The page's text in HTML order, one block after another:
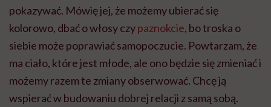
pokazywać. Mówię jej, że możemy ubierać się
kolorowo, dbać o włosy czypaznokcie, bo troska o
siebie może poprawiać samopoczucie. Powtarzam, że
ma ciało, które jest młode, ale ono będzie się zmieniać i
możemy razem te zmiany obserwować. Chcę ją
wspierać w budowaniu dobrej relacji z samą sobą.